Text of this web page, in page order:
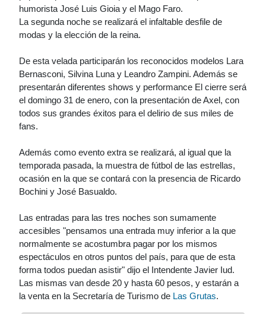
humorista José Luis Gioia y el Mago Faro.
La segunda noche se realizará el infaltable desfile de
modas y la elección de la reina.
De esta velada participarán los reconocidos modelos Lara
Bernasconi, Silvina Luna y Leandro Zampini. Además se
presentarán diferentes shows y performance El cierre será
el domingo 31 de enero, con la presentación de Axel, con
todos sus grandes éxitos para el delirio de sus miles de
fans.
Además como evento extra se realizará, al igual que la
temporada pasada, la muestra de fútbol de las estrellas,
ocasión en la que se contará con la presencia de Ricardo
Bochini y José Basualdo.
Las entradas para las tres noches son sumamente
accesibles "pensamos una entrada muy inferior a la que
normalmente se acostumbra pagar por los mismos
espectáculos en otros puntos del país, para que de esta
forma todos puedan asistir" dijo el Intendente Javier Iud.
Las mismas van desde 20 y hasta 60 pesos, y estarán a
la venta en la Secretaría de Turismo de Las Grutas.